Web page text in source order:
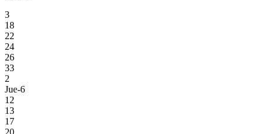
3
18
22
24
26
33
2
Jue-6
12
13
17
20